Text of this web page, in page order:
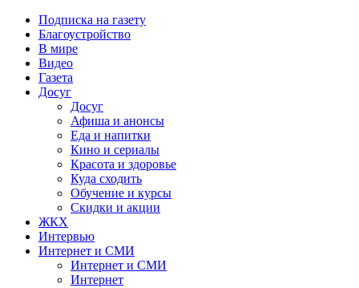
Подписка на газету
Благоустройство
В мире
Видео
Газета
Досуг
Досуг
Афиша и анонсы
Еда и напитки
Кино и сериалы
Красота и здоровье
Куда сходить
Обучение и курсы
Скидки и акции
ЖКХ
Интервью
Интернет и СМИ
Интернет и СМИ
Интернет